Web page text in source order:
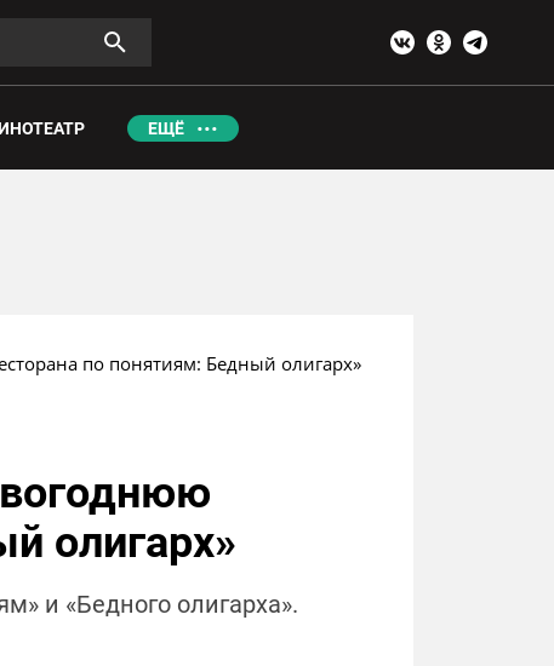
ЕЩЁ
по понятиям: Бедный олигарх»
олигарх»
и «Бедного олигарха».